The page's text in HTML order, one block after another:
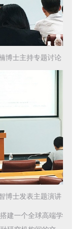
博士主持专题讨论
博士发表主题演讲
建一个全球高端学